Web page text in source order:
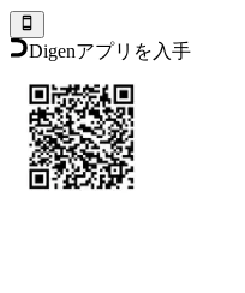
Digenアプリを入手